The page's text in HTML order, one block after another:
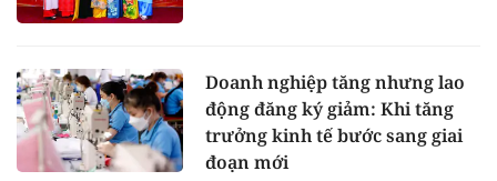
Doanh nghiệp tăng nhưng lao
động đăng ký giảm: Khi tăng
trưởng kinh tế bước sang giai
đoạn mới